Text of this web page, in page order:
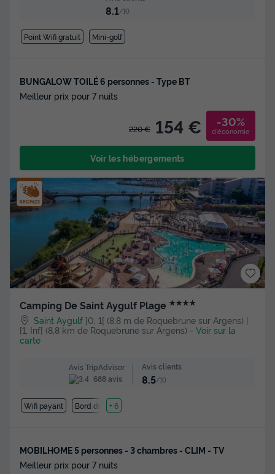
8.1/10
Point Wifi gratuit Mini-golf
BUNGALOW TOILÉ 6 personnes - Type BT
Meilleur prix pour 7 nuits
220 € 154 € -30%
d'économie
Voir les hébergements
Camping De Saint Aygulf Plage ★★★★
Saint Aygulf ]0, 1[ (8,8 m de Roquebrune sur Argens) |
[1, Inf[ (8,8 km de Roquebrune sur Argens) - Voir sur la
carte
Avis TripAdvisor
688 avis
Avis clients
8.5/10
Wifi payant Bord de mer
+ 6
MOBILHOME 5 personnes - 3 chambres - CLIM - TV
Meilleur prix pour 7 nuits